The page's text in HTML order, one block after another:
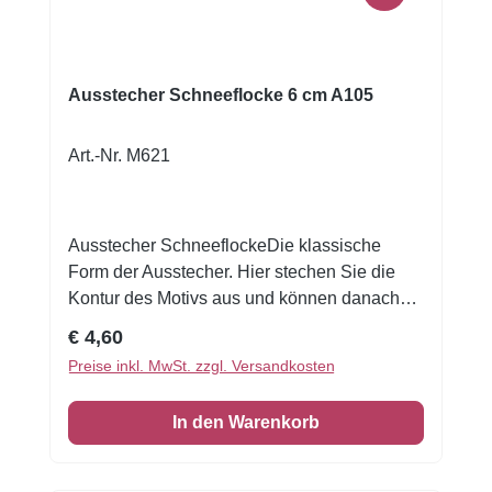
Ausstecher Schneeflocke 6 cm A105
Art.-Nr. M621
Ausstecher SchneeflockeDie klassische
Form der Ausstecher. Hier stechen Sie die
Kontur des Motivs aus und können danach
lassen. Unsere Ausstechformen eignen sich
nicht nur hervorragend zum Plätzchen
backen. Sie können auch für Brot, Butter,
Käse, Wurst, Obst & Gemüse genutzt werden.
Regulärer Preis:
€ 4,60
Preise inkl. MwSt. zzgl. Versandkosten
In den Warenkorb